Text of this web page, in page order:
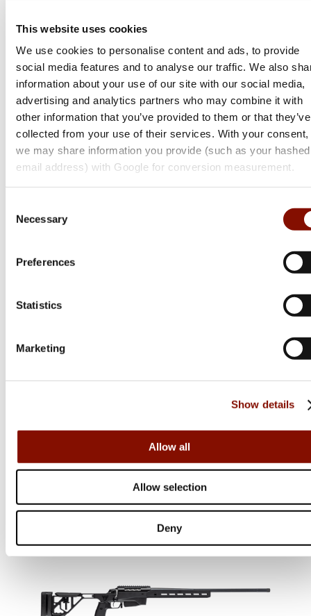
This website uses cookies
We use cookies to personalise content and ads, to provide
social media features and to analyse our traffic. We also
information about your use of our site with our social media,
advertising and analytics partners who may combine it with
other information that you’ve provided to them or that they’ve
collected from your use of their services. With your consent,
we may share information you provide (such as your hashed
email address) with Google for conversion measurement.
Selection
Necessary
Preferences
Statistics
Marketing
Show details
Allow all
Allow selection
Deny
Browning